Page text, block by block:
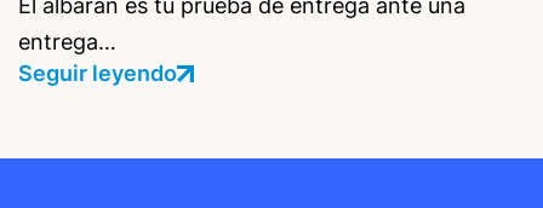
El albarán es tu prueba de entrega ante una
entrega…
Seguir leyendo